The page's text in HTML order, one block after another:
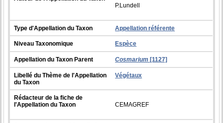
P.Lundell
Type d'Appellation du Taxon Appellation référente
Niveau Taxonomique Espèce
Appellation du Taxon Parent Cosmarium[1127]
Libellé du Thème de l'Appellation
du Taxon
Végétaux
Rédacteur de la fiche de
l'Appellation du Taxon
CEMAGREF